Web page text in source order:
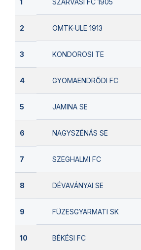
1
2 OMTK-ULE 1913
3 KONDOROSI TE
4 GYOMAENDRŐDI FC
5 JAMINA SE
6 NAGYSZÉNÁS SE
7 SZEGHALMI FC
8 DÉVAVÁNYAI SE
9 FÜZESGYARMATI SK
10 BÉKÉSI FC